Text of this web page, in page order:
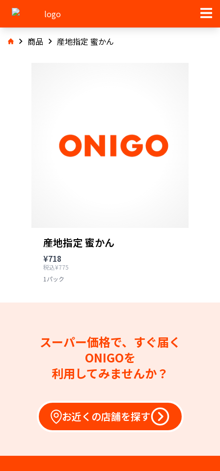
商品 産地指定 蜜かん
産地指定 蜜かん
¥718
税込¥775
1パック
スーパー価格で、すぐ届く
ONIGOを
利用してみませんか？
お近くの店舗を探す